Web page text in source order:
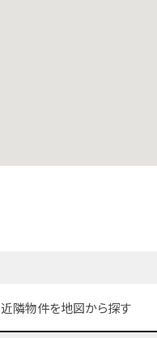
近隣物件を地図から探す